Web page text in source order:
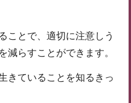
ことで、適切に注意しう
減らすことができます。
きていることを知るきっ